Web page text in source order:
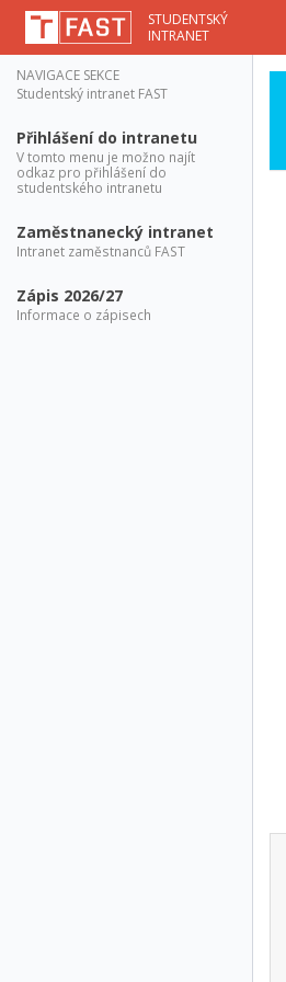
STUDENTSKÝ
INTRANET
NAVIGACE SEKCE
Studentský intranet FAST
Přihlášení do intranetu
V tomto menu je možno najít
odkaz pro přihlášení do
studentského intranetu
Zaměstnanecký intranet
Intranet zaměstnanců FAST
Zápis 2026/27
Informace o zápisech